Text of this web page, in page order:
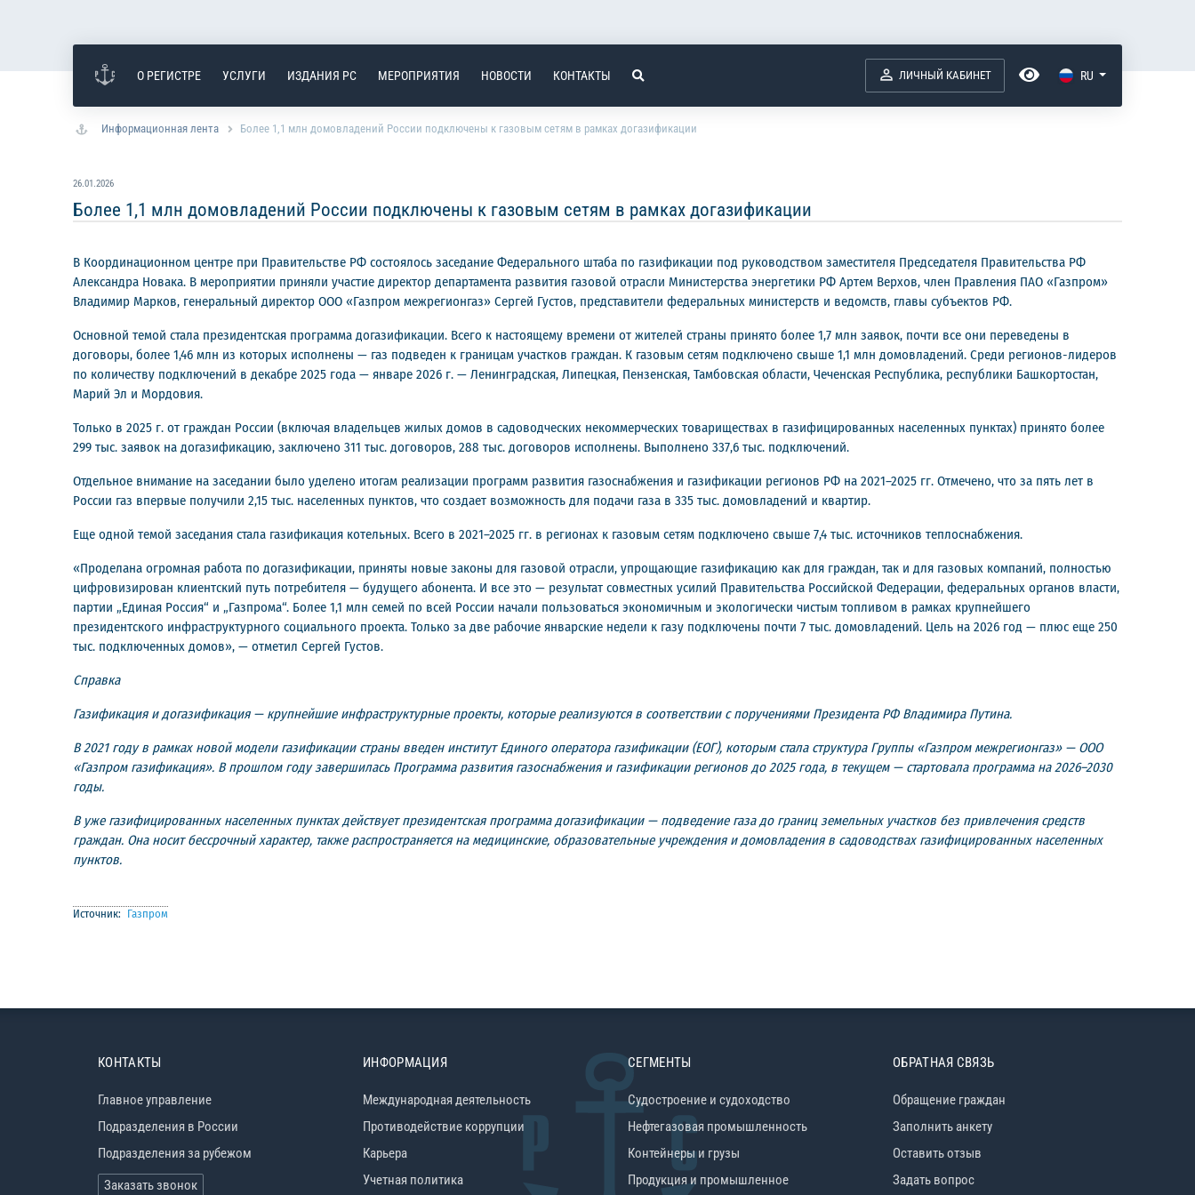
О РЕГИСТРЕ УСЛУГИ ИЗДАНИЯ РС МЕРОПРИЯТИЯ НОВОСТИ КОНТАКТЫ ЛИЧНЫЙ КАБИНЕТ RU
Информационная лента Более 1,1 млн домовладений России подключены к газовым сетям в рамках догазификации
26.01.2026
Более 1,1 млн домовладений России подключены к газовым сетям в рамках догазификации
В Координационном центре при Правительстве РФ состоялось заседание Федерального штаба по газификации под руководством заместителя Председателя Правительства РФ
Александра Новака. В мероприятии приняли участие директор департамента развития газовой отрасли Министерства энергетики РФ Артем Верхов, член Правления ПАО «Газпром»
Владимир Марков, генеральный директор ООО «Газпром межрегионгаз» Сергей Густов, представители федеральных министерств и ведомств, главы субъектов РФ.
Основной темой стала президентская программа догазификации. Всего к настоящему времени от жителей страны принято более 1,7 млн заявок, почти все они переведены в
договоры, более 1,46 млн из которых исполнены — газ подведен к границам участков граждан. К газовым сетям подключено свыше 1,1 млн домовладений. Среди регионов-лидеров
по количеству подключений в декабре 2025 года — январе 2026 г. — Ленинградская, Липецкая, Пензенская, Тамбовская области, Чеченская Республика, республики Башкортостан,
Марий Эл и Мордовия.
Только в 2025 г. от граждан России (включая владельцев жилых домов в садоводческих некоммерческих товариществах в газифицированных населенных пунктах) принято более
299 тыс. заявок на догазификацию, заключено 311 тыс. договоров, 288 тыс. договоров исполнены. Выполнено 337,6 тыс. подключений.
Отдельное внимание на заседании было уделено итогам реализации программ развития газоснабжения и газификации регионов РФ на 2021–2025 гг. Отмечено, что за пять лет в
России газ впервые получили 2,15 тыс. населенных пунктов, что создает возможность для подачи газа в 335 тыс. домовладений и квартир.
Еще одной темой заседания стала газификация котельных. Всего в 2021–2025 гг. в регионах к газовым сетям подключено свыше 7,4 тыс. источников теплоснабжения.
«Проделана огромная работа по догазификации, приняты новые законы для газовой отрасли, упрощающие газификацию как для граждан, так и для газовых компаний, полностью
цифровизирован клиентский путь потребителя — будущего абонента. И все это — результат совместных усилий Правительства Российской Федерации, федеральных органов власти,
партии „Единая Россия“ и „Газпрома“. Более 1,1 млн семей по всей России начали пользоваться экономичным и экологически чистым топливом в рамках крупнейшего
президентского инфраструктурного социального проекта. Только за две рабочие январские недели к газу подключены почти 7 тыс. домовладений. Цель на 2026 год — плюс еще 250
тыс. подключенных домов», — отметил Сергей Густов.
Справка
Газификация и догазификация — крупнейшие инфраструктурные проекты, которые реализуются в соответствии с поручениями Президента РФ Владимира Путина.
В 2021 году в рамках новой модели газификации страны введен институт Единого оператора газификации (ЕОГ), которым стала структура Группы «Газпром межрегионгаз» — ООО
«Газпром газификация». В прошлом году завершилась Программа развития газоснабжения и газификации регионов до 2025 года, в текущем — стартовала программа на 2026–2030
годы.
В уже газифицированных населенных пунктах действует президентская программа догазификации — подведение газа до границ земельных участков без привлечения средств
граждан. Она носит бессрочный характер, также распространяется на медицинские, образовательные учреждения и домовладения в садоводствах газифицированных населенных
пунктов.
Источник: Газпром
КОНТАКТЫ
Главное управление
Подразделения в России
Подразделения за рубежом
Заказать звонок
ИНФОРМАЦИЯ
Международная деятельность
Противодействие коррупции
Карьера
Учетная политика
СЕГМЕНТЫ
Судостроение и судоходство
Нефтегазовая промышленность
Контейнеры и грузы
Продукция и промышленное
ОБРАТНАЯ СВЯЗЬ
Обращение граждан
Заполнить анкету
Оставить отзыв
Задать вопрос